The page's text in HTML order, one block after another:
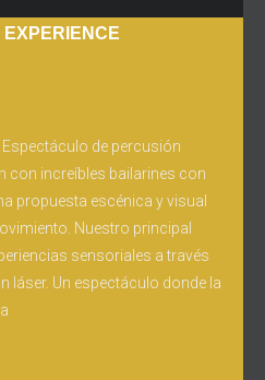
Espectáculo de percusión
con increíbles bailarines con
propuesta escénica y visual
Nuestro principal
sensoriales a través
láser. Un espectáculo donde la